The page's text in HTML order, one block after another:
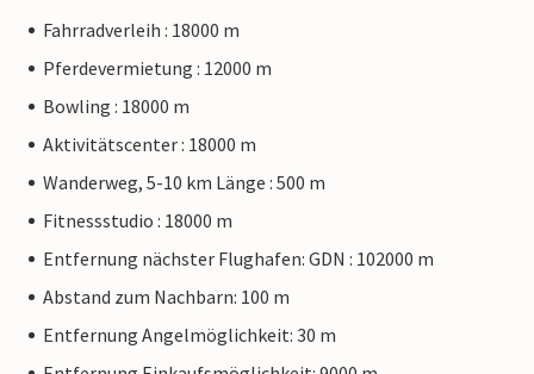
Fahrradverleih : 18000 m
Pferdevermietung : 12000 m
Bowling : 18000 m
Aktivitätscenter : 18000 m
Wanderweg, 5-10 km Länge : 500 m
Fitnessstudio : 18000 m
Entfernung nächster Flughafen: GDN : 102000 m
Abstand zum Nachbarn: 100 m
Entfernung Angelmöglichkeit: 30 m